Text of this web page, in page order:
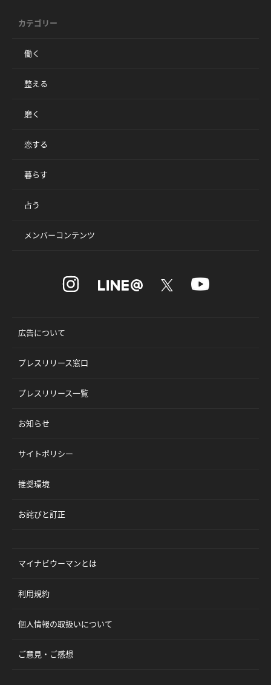
カテゴリー
働く
整える
磨く
恋する
暮らす
占う
メンバーコンテンツ
広告について
プレスリリース窓口
プレスリリース一覧
お知らせ
サイトポリシー
推奨環境
お詫びと訂正
マイナビウーマンとは
利用規約
個人情報の取扱いについて
ご意見・ご感想